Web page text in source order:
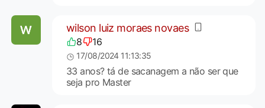
wilson luiz moraes novaes
8 16
17/08/2024 11:13:35
33 anos? tá de sacanagem a não ser que
seja pro Master